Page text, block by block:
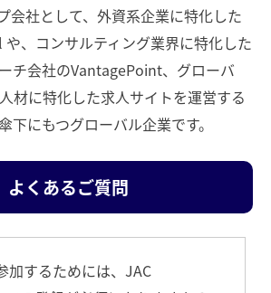
会社として、外資系企業に特化した
、コンサルティング業界に特化した
チ会社のVantagePoint、グローバ
材に特化した求人サイトを運営する
下にもつグローバル企業です。
よくあるご質問
加するためには、JAC